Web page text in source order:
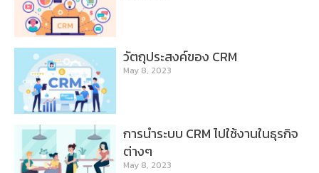
วัตถุประสงค์ของ CRM
May 8, 2023
การนำระบบ CRM ไปใช้งานในธุรกิจ
ต่างๆ
May 8, 2023